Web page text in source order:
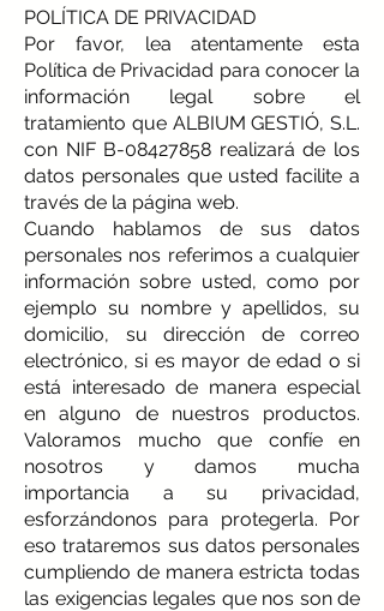
POLÍTICA DE PRIVACIDAD
Por favor, lea atentamente esta
Política de Privacidad para conocer la
información legal sobre el
tratamiento que ALBIUM GESTIÓ, S.L.
con NIF B-08427858 realizará de los
datos personales que usted facilite a
través de la página web.
Cuando hablamos de sus datos
personales nos referimos a cualquier
información sobre usted, como por
ejemplo su nombre y apellidos, su
domicilio, su dirección de correo
electrónico, si es mayor de edad o si
está interesado de manera especial
en alguno de nuestros productos.
Valoramos mucho que confíe en
nosotros y damos mucha
importancia a su privacidad,
esforzándonos para protegerla. Por
eso trataremos sus datos personales
cumpliendo de manera estricta todas
las exigencias legales que nos son de